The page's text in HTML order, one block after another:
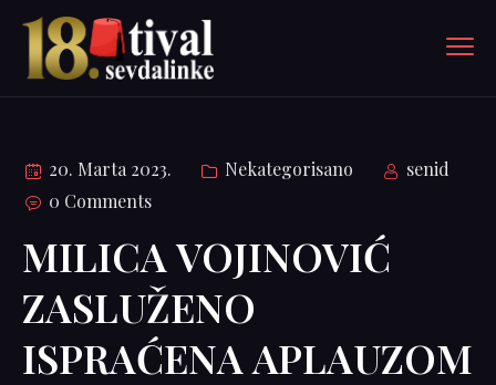
20. Marta 2023. Nekategorisano
senid
0 Comments
MILICA VOJINOVIĆ
ZASLUŽENO
ISPRAĆENA APLAUZOM